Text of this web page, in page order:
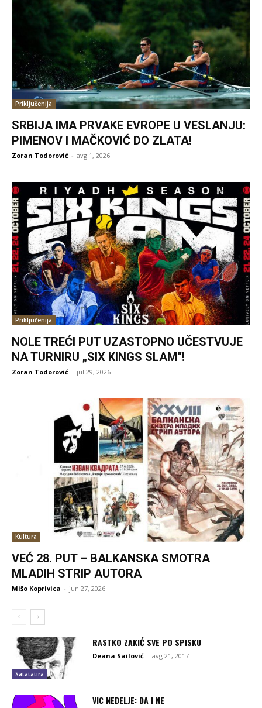
Priključenija
SRBIJA IMA PRVAKE EVROPE U VESLANJU:
PIMENOV I MAČKOVIĆ DO ZLATA!
Zoran Todorović - avg 1, 2026
Priključenija
NOLE TREĆI PUT UZASTOPNO UČESTVUJE
NA TURNIRU „SIX KINGS SLAM“!
Zoran Todorović - jul 29, 2026
Kultura
VEĆ 28. PUT – BALKANSKA SMOTRA
MLADIH STRIP AUTORA
Mišo Koprivica - jun 27, 2026
Satatatira
RASTKO ZAKIĆ SVE PO SPISKU
Deana Sailović - avg 21, 2017
VIC NEDELJE: DA I NE